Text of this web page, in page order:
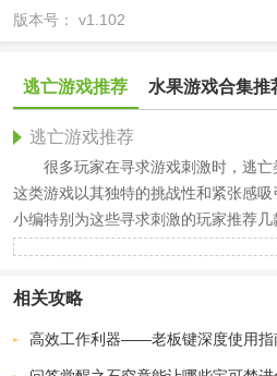
版本号： v1.102
逃亡游戏推荐 水果游戏合集推
逃亡游戏推荐
很多玩家在寻求游戏刺激时，逃亡
这类游戏以其独特的挑战性和紧张感
小编特别为这些寻求刺激的玩家推荐
吧。
相关攻略
高效工作利器——老板键深度使用指